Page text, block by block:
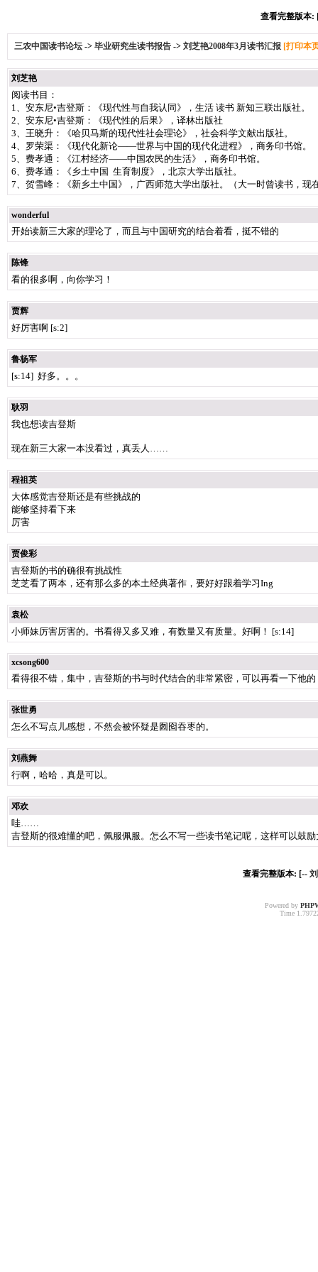
查看完整版本:
三农中国读书论坛 -> 毕业研究生读书报告 -> 刘芝艳2008年3月读书汇报 [打印本
刘芝艳
阅读书目：
1、安东尼•吉登斯：《现代性与自我认同》，生活 读书 新知三联出版社。
2、安东尼•吉登斯：《现代性的后果》，译林出版社
3、王晓升：《哈贝马斯的现代性社会理论》，社会科学文献出版社。
4、罗荣渠：《现代化新论——世界与中国的现代化进程》，商务印书馆。
5、费孝通：《江村经济——中国农民的生活》，商务印书馆。
6、费孝通：《乡土中国 生育制度》，北京大学出版社。
7、贺雪峰：《新乡土中国》，广西师范大学出版社。（大一时曾读书，现
wonderful
开始读新三大家的理论了，而且与中国研究的结合着看，挺不错的
陈锋
看的很多啊，向你学习！
贾辉
好厉害啊 [s:2]
鲁杨军
[s:14] 好多。。。
耿羽
我也想读吉登斯
现在新三大家一本没看过，真丢人……
程祖英
大体感觉吉登斯还是有些挑战的
能够坚持看下来
厉害
贾俊彩
吉登斯的书的确很有挑战性
芝芝看了两本，还有那么多的本土经典著作，要好好跟着学习Ing
袁松
小师妹厉害厉害的。书看得又多又难，有数量又有质量。好啊！ [s:14]
xcsong600
看得很不错，集中，吉登斯的书与时代结合的非常紧密，可以再看一下他
张世勇
怎么不写点儿感想，不然会被怀疑是囫囵吞枣的。
刘燕舞
行啊，哈哈，真是可以。
邓欢
哇……
吉登斯的很难懂的吧，佩服佩服。怎么不写一些读书笔记呢，这样可以鼓
查看完整版本: [--
Powered by
Time